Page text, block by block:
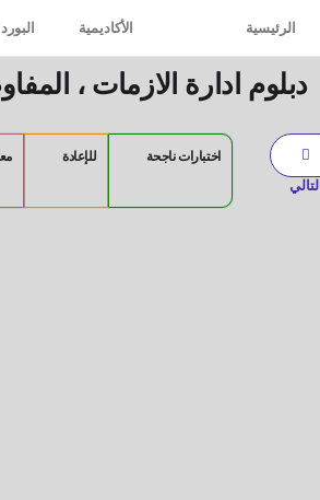
الرئيسية الأكاديمية
دبلوم ادارة الازمات ،
التالي
اختبارات ناجحة للإعادة